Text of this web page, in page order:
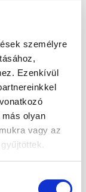
személyre
Ezenkívül
olyan
vagy az